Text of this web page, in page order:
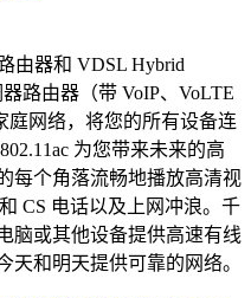
由器和 VDSL Hybrid
路由器（带 VoIP、VoLTE
庭网络，将您的所有设备连
为您带来未来的高
每个角落流畅地播放高清视
CS 电话以及上网冲浪。千
脑或其他设备提供高速有线
天和明天提供可靠的网络。